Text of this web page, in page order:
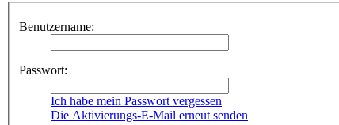
Benutzername:
Passwort:
Ich habe mein Passwort vergessen
Die Aktivierungs-E-Mail erneut senden